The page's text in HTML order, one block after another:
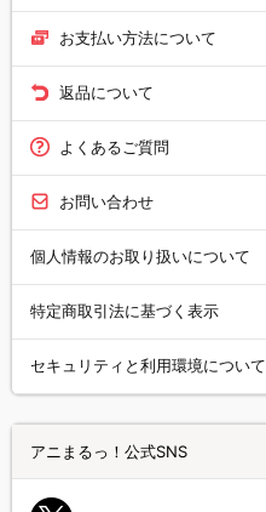
お支払い方法について
返品について
よくあるご質問
お問い合わせ
個人情報のお取り扱いについて
特定商取引法に基づく表示
セキュリティと利用環境について
アニまるっ！公式SNS